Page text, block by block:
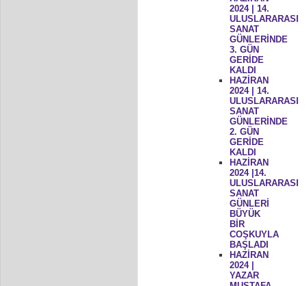
2024 | 14.
ULUSLARARASI
SANAT
GÜNLERİNDE
3. GÜN
GERİDE
KALDI
HAZİRAN
2024 | 14.
ULUSLARARASI
SANAT
GÜNLERİNDE
2. GÜN
GERİDE
KALDI
HAZİRAN
2024 |14.
ULUSLARARASI
SANAT
GÜNLERİ
BÜYÜK
BİR
COŞKUYLA
BAŞLADI
HAZİRAN
2024 |
YAZAR